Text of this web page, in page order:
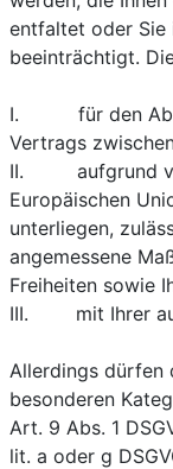
entfaltet oder Sie
beeinträchtigt.
I. für den
Vertrags
II. aufgrund
Europäischen
unterliegen,
angemessene
Freiheiten sowie
III. mit Ihrer
Allerdings dürfen
besonderen
Art. 9 Abs. 1
lit. a oder g